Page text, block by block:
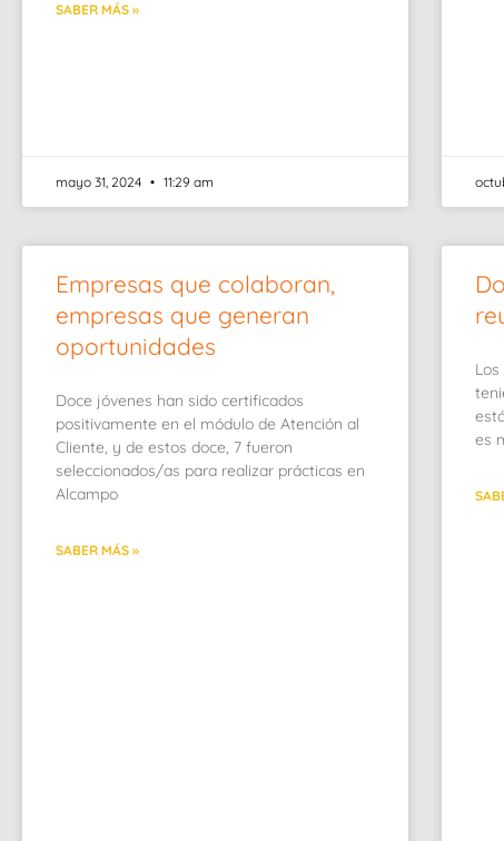
SABER MÁS »
mayo 31, 2024 11:29 am
Empresas que colaboran,
empresas que generan
oportunidades
Doce jóvenes han sido certificados
positivamente en el módulo de Atención al
Cliente, y de estos doce, 7 fueron
seleccionados/as para realizar prácticas en
Alcampo
SABER MÁS »
es